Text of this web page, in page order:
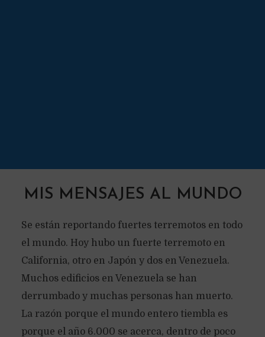
MIS MENSAJES AL MUNDO
Se están reportando fuertes terremotos en todo
el mundo. Hoy hubo un fuerte terremoto en
California, otro en Japón y dos en Venezuela.
Muchos edificios en Venezuela se han
derrumbado y muchas personas han muerto.
La razón porque el mundo entero tiembla es
porque el año 6.000 se acerca, dentro de poco